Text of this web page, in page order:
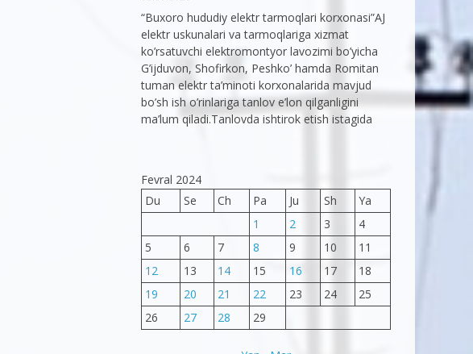
“Buxoro hududiy elektr tarmoqlari korxonasi”AJ
elektr uskunalari va tarmoqlariga xizmat
ko’rsatuvchi elektromontyor lavozimi bo’yicha
G’ijduvon, Shofirkon, Peshko’ hamda Romitan
tuman elektr ta’minoti korxonalarida mavjud
bo’sh ish o’rinlariga tanlov e’lon qilganligini
ma’lum qiladi.Tanlovda ishtirok etish istagida
Fevral 2024
Du
Se Ch Pa Ju Sh
Ya
1
2 3
4
5
6 7 8 9 10
11
12
13 14 15 16 17
18
19
20 21 22 23 24
25
26
27 28 29